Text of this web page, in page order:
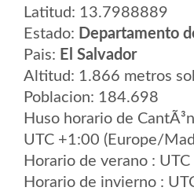
Latitud: 13.7988889
Estado: Departamento
Pais: El Salvador
Altitud: 1.866 metros
Poblacion: 184.698
Huso horario de
UTC +1:00 (Europe/
Horario de verano :
Horario de invierno :